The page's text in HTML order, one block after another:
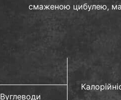
смаженою цибулею,
Вуглеводи